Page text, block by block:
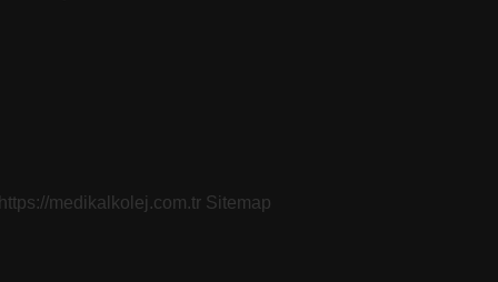
medikalkolej.com.tr Sitemap